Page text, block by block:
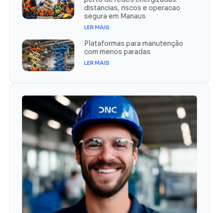
distancias, riscos e operacao
segura em Manaus
LER MAIS
Plataformas para manutenção
com menos paradas
LER MAIS